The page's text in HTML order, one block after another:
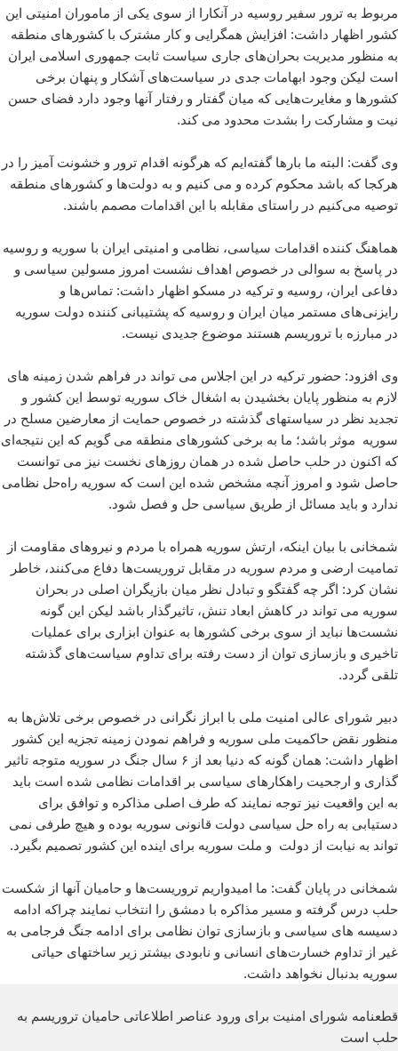
مربوط به ترور سفیر روسیه در آنکارا از سوی یکی از ماموران امنیتی این
کشور اظهار داشت: افزایش همگرایی و کار مشترک با کشورهای منطقه
به منظور مدیریت بحران‌های جاری سیاست ثابت جمهوری اسلامی ایران
است لیکن وجود ابهامات جدی در سیاست‌های آشکار و پنهان برخی
کشورها و مغایرت‌هایی که میان گفتار و رفتار آنها وجود دارد فضای حسن
نیت و مشارکت را بشدت محدود می کند.
وی گفت: البته ما بارها گفته‌ایم که هرگونه اقدام ترور و خشونت آمیز را در
هرکجا که باشد محکوم کرده و می کنیم و به دولت‌ها و کشورهای منطقه
توصیه می‌کنیم در راستای مقابله با این اقدامات مصمم باشند.
هماهنگ کننده اقدامات سیاسی، نظامی و امنیتی ایران با سوریه و روسیه
در پاسخ به سوالی در خصوص اهداف نشست امروز مسولین سیاسی و
دفاعی ایران، روسیه و ترکیه در مسکو اظهار داشت: تماس‌ها و
رایزنی‌های مستمر میان ایران و روسیه که پشتیبانی کننده دولت سوریه
در مبارزه با تروریسم هستند موضوع جدیدی نیست.
وی افزود: حضور ترکیه در این اجلاس می تواند در فراهم شدن زمینه های
لازم به منظور پایان بخشیدن به اشغال خاک سوریه توسط این کشور و
تجدید نظر در سیاستهای گذشته در خصوص حمایت از معارضین مسلح در
سوریه موثر باشد؛ ما به برخی کشورهای منطقه می گویم که این نتیجه‌ای
که اکنون در حلب حاصل شده در همان روزهای نخست نیز می توانست
حاصل شود و امروز آنچه مشخص شده این است که سوریه راه‌حل نظامی
ندارد و باید مسائل از طریق سیاسی حل و فصل شود.
شمخانی با بیان اینکه، ارتش سوریه همراه با مردم و نیروهای مقاومت از
تمامیت ارضی و مردم سوریه در مقابل تروریست‌ها دفاع می‌کنند، خاطر
نشان کرد: اگر چه گفتگو و تبادل نظر میان بازیگران اصلی در بحران
سوریه می تواند در کاهش ابعاد تنش، تاثیرگذار باشد لیکن این گونه
نشست‌ها نباید از سوی برخی کشورها به عنوان ابزاری برای عملیات
تاخیری و بازسازی توان از دست رفته برای تداوم سیاست‌های گذشته
تلقی گردد.
دبیر شورای عالی امنیت ملی با ابراز نگرانی در خصوص برخی تلاش‌ها به
منظور نقض حاکمیت ملی سوریه و فراهم نمودن زمینه تجزیه این کشور
اظهار داشت: همان گونه که دنیا بعد از ۶ سال جنگ در سوریه متوجه تاثیر
گذاری و ارجحیت راهکارهای سیاسی بر اقدامات نظامی شده است باید
به این واقعیت نیز توجه نمایند که طرف اصلی مذاکره و توافق برای
دستیابی به راه حل سیاسی دولت قانونی سوریه بوده و هیچ طرفی نمی
تواند به نیابت از دولت و ملت سوریه برای اینده این کشور تصمیم بگیرد.
شمخانی در پایان گفت: ما امیدواریم تروریست‌ها و حامیان آنها از شکست
حلب درس گرفته و مسیر مذاکره با دمشق را انتخاب نمایند چراکه ادامه
دسیسه های سیاسی و بازسازی توان نظامی برای ادامه جنگ فرجامی به
غیر از تداوم خسارت‌های انسانی و نابودی بیشتر زیر ساختهای حیاتی
سوریه بدنبال نخواهد داشت.
قطعنامه شورای امنیت برای ورود عناصر اطلاعاتی حامیان تروریسم به
حلب است